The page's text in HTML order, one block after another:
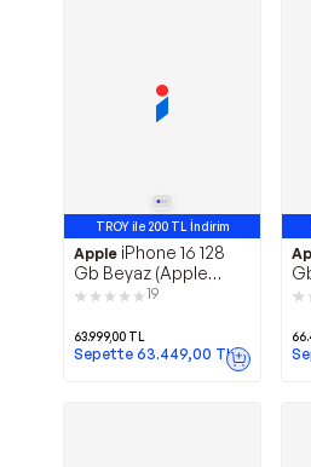
TROY ile 200 TL İndirim
Apple iPhone 16 128
Gb Beyaz (Apple
Türkiye Garantili)
19
63.999,00 TL
Sepette 63.449,00 TL